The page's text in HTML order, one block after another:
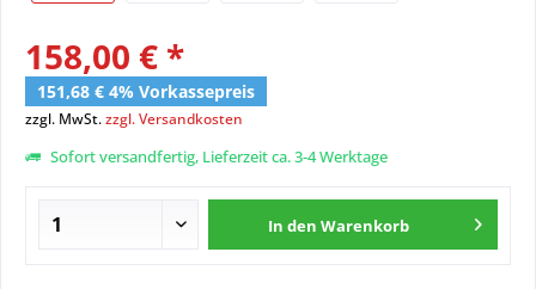
158,00 € *
151,68 € 4% Vorkassepreis
zzgl. MwSt.zzgl. Versandkosten
Sofort versandfertig, Lieferzeit ca. 3-4 Werktage
In den Warenkorb